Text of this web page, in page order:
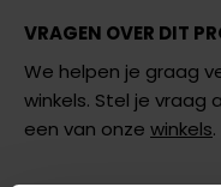
VRAGEN OVER DIT
We helpen je graag
winkels. Stel je vraag
een van onze winkels.